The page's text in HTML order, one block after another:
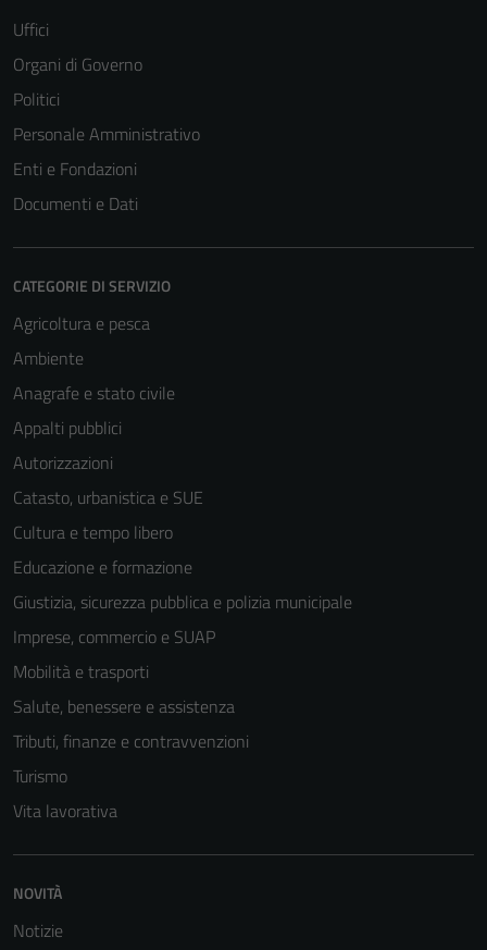
Uffici
Organi di Governo
Politici
Personale Amministrativo
Enti e Fondazioni
Documenti e Dati
CATEGORIE DI SERVIZIO
Agricoltura e pesca
Ambiente
Anagrafe e stato civile
Appalti pubblici
Autorizzazioni
Catasto, urbanistica e SUE
Cultura e tempo libero
Educazione e formazione
Giustizia, sicurezza pubblica e polizia municipale
Imprese, commercio e SUAP
Mobilità e trasporti
Salute, benessere e assistenza
Tributi, finanze e contravvenzioni
Turismo
Vita lavorativa
NOVITÀ
Notizie